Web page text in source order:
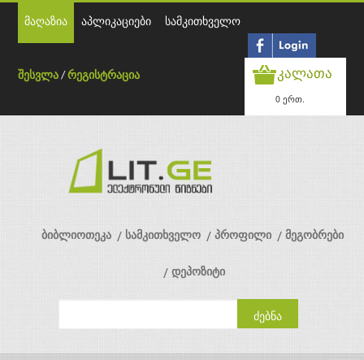
მაღაზია აპლიკაციები სამკითხველო
შესვლა /რეგისტრაცია კალათა
0 ერთ.
ბიბლიოთეკა სამკითხველო პროფილი მეგობრები
დეპოზიტი